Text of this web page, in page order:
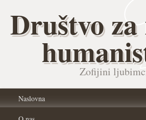
Društvo
Zofijini
Naslovna